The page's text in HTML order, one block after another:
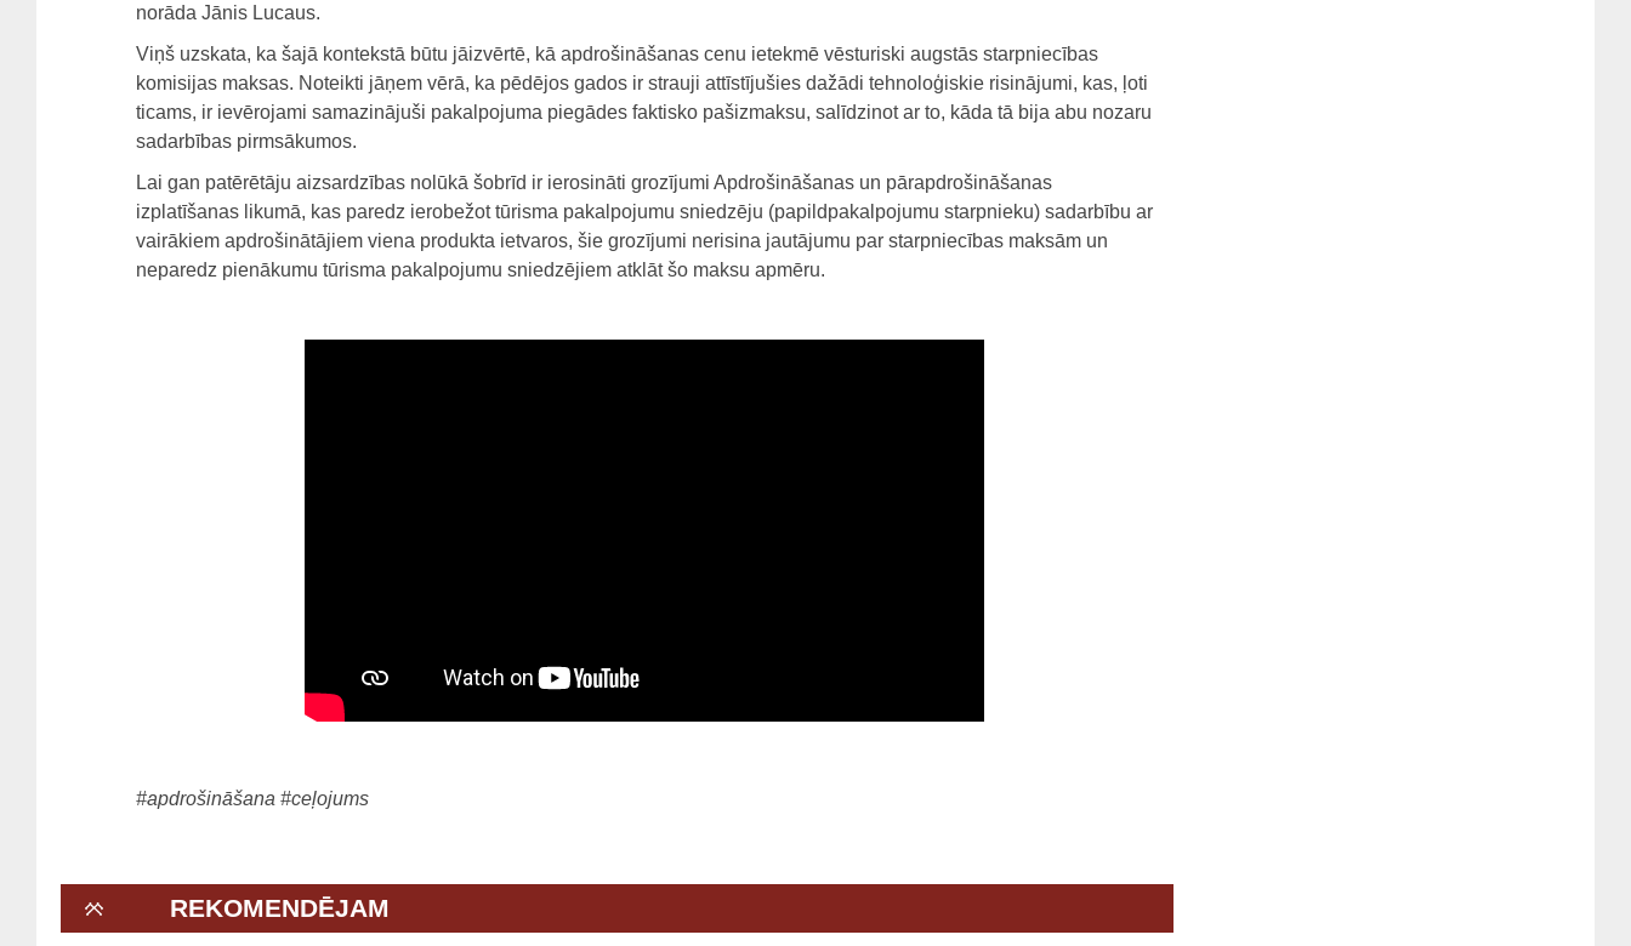
norāda Jānis Lucaus.
Viņš uzskata, ka šajā kontekstā būtu jāizvērtē, kā apdrošināšanas cenu ietekmē vēsturiski augstās starpniecības
komisijas maksas. Noteikti jāņem vērā, ka pēdējos gados ir strauji attīstījušies dažādi tehnoloģiskie risinājumi, kas, ļoti
ticams, ir ievērojami samazinājuši pakalpojuma piegādes faktisko pašizmaksu, salīdzinot ar to, kāda tā bija abu nozaru
sadarbības pirmsākumos.
Lai gan patērētāju aizsardzības nolūkā šobrīd ir ierosināti grozījumi Apdrošināšanas un pārapdrošināšanas
izplatīšanas likumā, kas paredz ierobežot tūrisma pakalpojumu sniedzēju (papildpakalpojumu starpnieku) sadarbību ar
vairākiem apdrošinātājiem viena produkta ietvaros, šie grozījumi nerisina jautājumu par starpniecības maksām un
neparedz pienākumu tūrisma pakalpojumu sniedzējiem atklāt šo maksu apmēru.
#apdrošināšana #ceļojums
REKOMENDĒJAM